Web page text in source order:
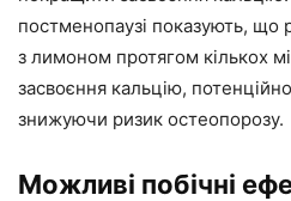
постменопаузі показують, що
з лимоном протягом кількох
засвоєння кальцію,
знижуючи ризик остеопорозу.
Можливі побічні